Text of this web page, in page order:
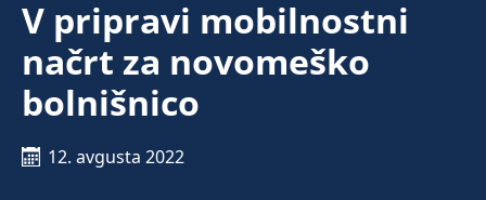
V pripravi mobilnostni
načrt za novomeško
bolnišnico
12. avgusta 2022